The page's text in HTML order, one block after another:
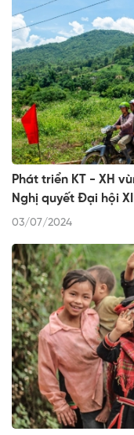
Phát triển KT - XH
Nghị quyết Đại hội
03/07/2024